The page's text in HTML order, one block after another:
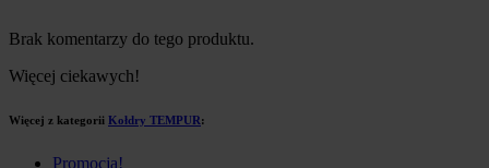
Brak komentarzy do tego produktu.
Więcej ciekawych!
Więcej z kategorii Kołdry TEMPUR:
Promocja!